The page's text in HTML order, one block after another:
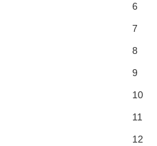
6
7
8
9
10
11
12